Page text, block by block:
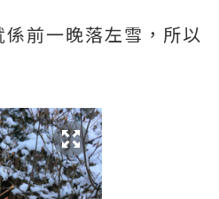
前一晚落左雪，所以